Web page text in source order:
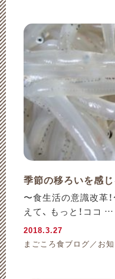
季節の移ろいを感
〜食生活の意識改革
えて、 もっと！ココ …
2018.3.27
まごころ食ブログ／お